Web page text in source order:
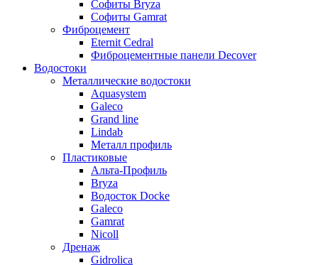
Софиты Bryza
Софиты Gamrat
Фиброцемент
Eternit Cedral
Фиброцементные панели Decover
Водостоки
Металлические водостоки
Aquasystem
Galeco
Grand line
Lindab
Металл профиль
Пластиковые
Альта-Профиль
Bryza
Водосток Docke
Galeco
Gamrat
Nicoll
Дренаж
Gidrolica